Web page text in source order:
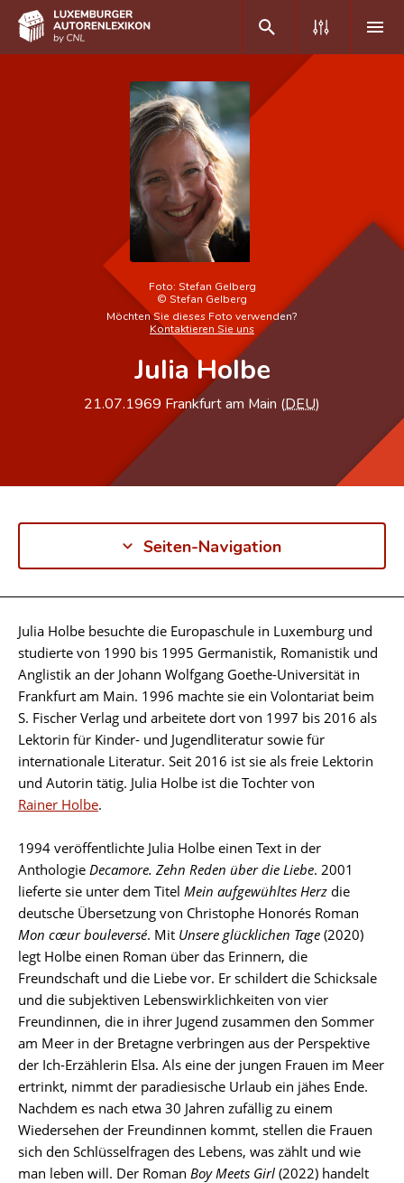
Autor(inn)en A-Z
Erweiterte Suche
Häufige Fragen und Antworten
Foto: Stefan Gelberg
© Stefan Gelberg
Möchten Sie dieses Foto verwenden?
Kontaktieren Sie uns
Julia Holbe
21.07.1969 Frankfurt am Main (DEU)
Seiten-Navigation
Biographie
Julia Holbe besuchte die Europaschule in Luxemburg und
studierte von 1990 bis 1995 Germanistik, Romanistik und
Anglistik an der Johann Wolfgang Goethe-Universität in
Frankfurt am Main. 1996 machte sie ein Volontariat beim
S. Fischer Verlag und arbeitete dort von 1997 bis 2016 als
Lektorin für Kinder- und Jugendliteratur sowie für
internationale Literatur. Seit 2016 ist sie als freie Lektorin
und Autorin tätig. Julia Holbe ist die Tochter von
Rainer Holbe.
1994 veröffentlichte Julia Holbe einen Text in der
Anthologie Decamore. Zehn Reden über die Liebe. 2001
lieferte sie unter dem Titel Mein aufgewühltes Herz die
deutsche Übersetzung von Christophe Honorés Roman
Mon cœur bouleversé. Mit Unsere glücklichen Tage (2020)
legt Holbe einen Roman über das Erinnern, die
Freundschaft und die Liebe vor. Er schildert die Schicksale
und die subjektiven Lebenswirklichkeiten von vier
Freundinnen, die in ihrer Jugend zusammen den Sommer
am Meer in der Bretagne verbringen aus der Perspektive
der Ich-Erzählerin Elsa. Als eine der jungen Frauen im Meer
ertrinkt, nimmt der paradiesische Urlaub ein jähes Ende.
Nachdem es nach etwa 30 Jahren zufällig zu einem
Wiedersehen der Freundinnen kommt, stellen die Frauen
sich den Schlüsselfragen des Lebens, was zählt und wie
man leben will. Der Roman Boy Meets Girl (2022) handelt